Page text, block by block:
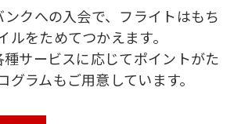
び手荷物お預け締切時刻の厳格化
〜）について
困りのお客さまへ
ついてのお願い（2026年4月24日以
クへの入会で、フライトはもち
ルをためてつかえます。
種サービスに応じてポイントがた
グラムもご用意しています。